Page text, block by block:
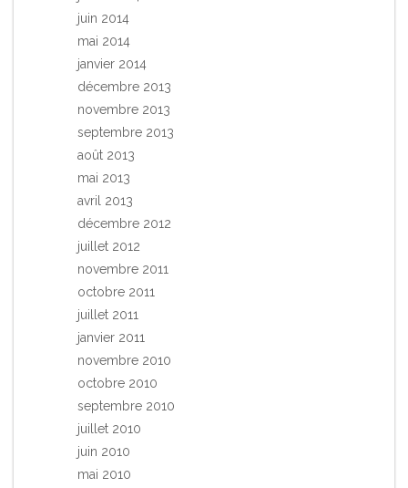
juin 2014
mai 2014
janvier 2014
décembre 2013
novembre 2013
septembre 2013
août 2013
mai 2013
avril 2013
décembre 2012
juillet 2012
novembre 2011
octobre 2011
juillet 2011
janvier 2011
novembre 2010
octobre 2010
septembre 2010
juillet 2010
juin 2010
mai 2010